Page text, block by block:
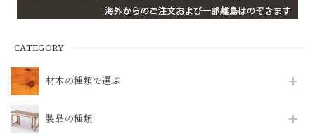
CATEGORY
材木の種類で選ぶ
製品の種類